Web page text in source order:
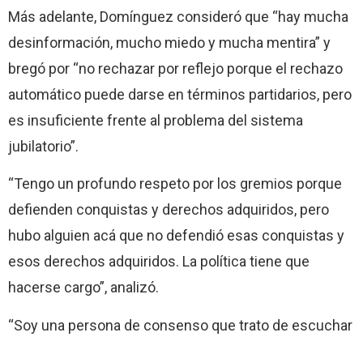
Más adelante, Domínguez consideró que “hay mucha
desinformación, mucho miedo y mucha mentira” y
bregó por “no rechazar por reflejo porque el rechazo
automático puede darse en términos partidarios, pero
es insuficiente frente al problema del sistema
jubilatorio”.
“Tengo un profundo respeto por los gremios porque
defienden conquistas y derechos adquiridos, pero
hubo alguien acá que no defendió esas conquistas y
esos derechos adquiridos. La política tiene que
hacerse cargo”, analizó.
“Soy una persona de consenso que trato de escuchar